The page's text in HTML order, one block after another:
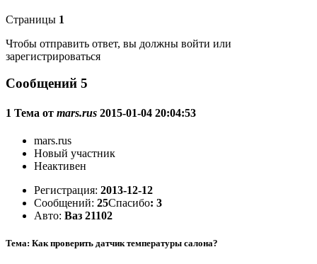
Страницы 1
Чтобы отправить ответ, вы должны войти или
зарегистрироваться
Сообщений 5
1 Тема от mars.rus 2015-01-04 20:04:53
mars.rus
Новый участник
Неактивен
Регистрация: 2013-12-12
Сообщений: 25Спасибо: 3
Авто: Ваз 21102
Тема: Как проверить датчик температуры салона?